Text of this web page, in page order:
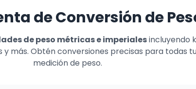
de Conversión de
de peso métricas e imperialesincluyendo
y más. Obtén conversiones precisas para todas
medición de peso.